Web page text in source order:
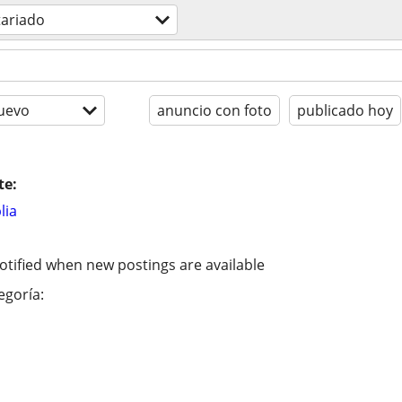
anuncio con foto publicado hoy
when new postings are available